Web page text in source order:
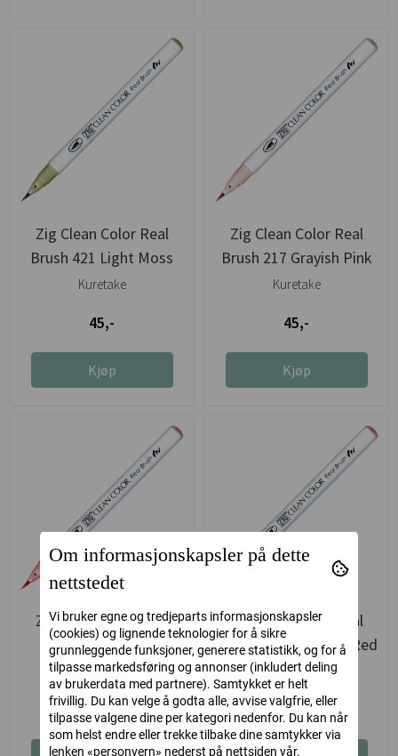
Zig Clean Color Real
Brush 421 Light Moss
Green
Kuretake
45,-
Kjøp
Zig Clean Color Real
Brush 217 Grayish Pink
Kuretake
45,-
Kjøp
Zig Clean Color Real
Brush 216 Bright
Flamingo
Kuretake
45,-
Zig Clean Color Real
Brush 215 Flamingo Red
Kuretake
45,-
Om informasjonskapsler på dette
nettstedet
Vi bruker egne og tredjeparts informasjonskapsler
(cookies) og lignende teknologier for å sikre
grunnleggende funksjoner, generere statistikk, og for å
tilpasse markedsføring og annonser (inkludert deling
av brukerdata med partnere). Samtykket er helt
frivillig. Du kan velge å godta alle, avvise valgfrie, eller
tilpasse valgene dine per kategori nedenfor. Du kan når
som helst endre eller trekke tilbake dine samtykker via
lenken «personvern» nederst på nettsiden vår.